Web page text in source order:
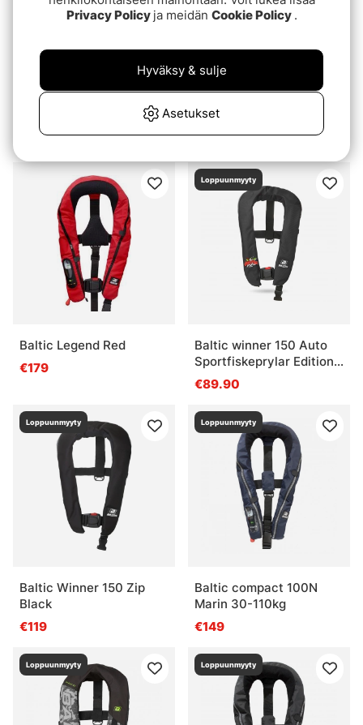
Baltic Poseidon Auto
Baltic Mako Automatic
Grey 40-150kg
Baltic Legend Red
€179
Loppuunmyyty
Baltic winner 150 Auto
Sportfiskeprylar Edition
(Black)
€89.90
Loppuunmyyty
Baltic Winner 150 Zip
Black
€119
Loppuunmyyty
Baltic compact 100N
Marin 30-110kg
€149
Loppuunmyyty Loppuunmyyty
Privacy Policy ja meidän Cookie Policy .
Asetukset
Hyväksy & sulje